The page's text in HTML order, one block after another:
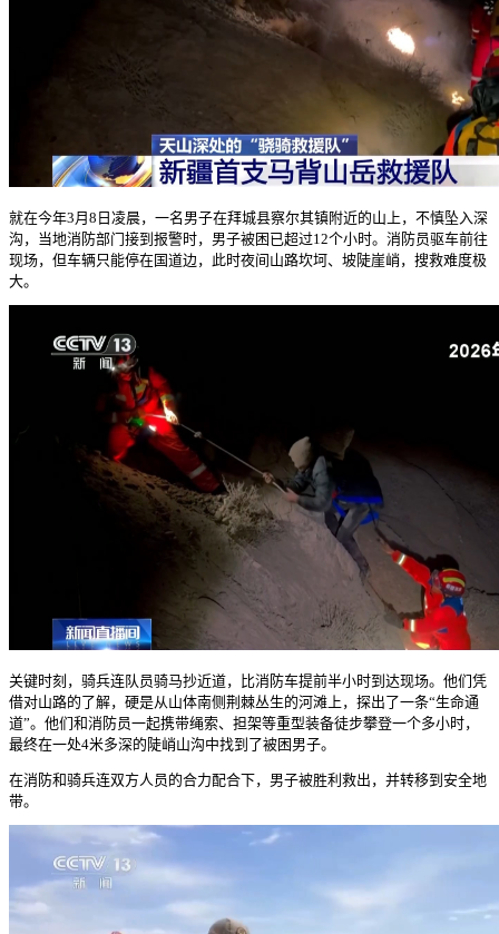
就在今年3月8日凌晨，一名男子在拜城县察尔其镇附近的山上，不慎坠入深
沟，当地消防部门接到报警时，男子被困已超过12个小时。消防员驱车前往
现场，但车辆只能停在国道边，此时夜间山路坎坷、坡陡崖峭，搜救难度极
大。
关键时刻，骑兵连队员骑马抄近道，比消防车提前半小时到达现场。他们凭
借对山路的了解，硬是从山体南侧荆棘丛生的河滩上，探出了一条“生命通
道”。他们和消防员一起携带绳索、担架等重型装备徒步攀登一个多小时，
最终在一处4米多深的陡峭山沟中找到了被困男子。
在消防和骑兵连双方人员的合力配合下，男子被胜利救出，并转移到安全地
带。